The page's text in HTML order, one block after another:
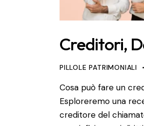
Creditori,
PILLOLE PATRIMONIALI
Cosa può fare un
Esploreremo una
creditore del